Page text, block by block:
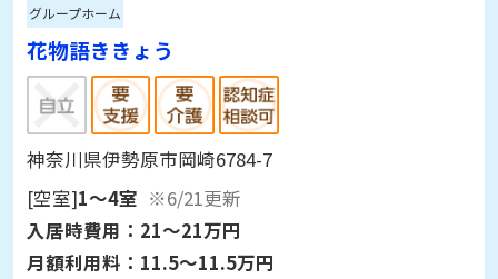
グループホーム
花物語ききょう
神奈川県伊勢原市岡崎6784-7
[空室]1～4室 ※6/21更新
入居時費用： 21～21万円
月額利用料： 11.5～11.5万円